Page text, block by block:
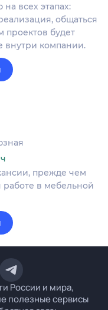
всех этапах:
общаться
проектов будет
внутри компании.
прежде чем
работе в мебельной
России и мира,
полезные сервисы